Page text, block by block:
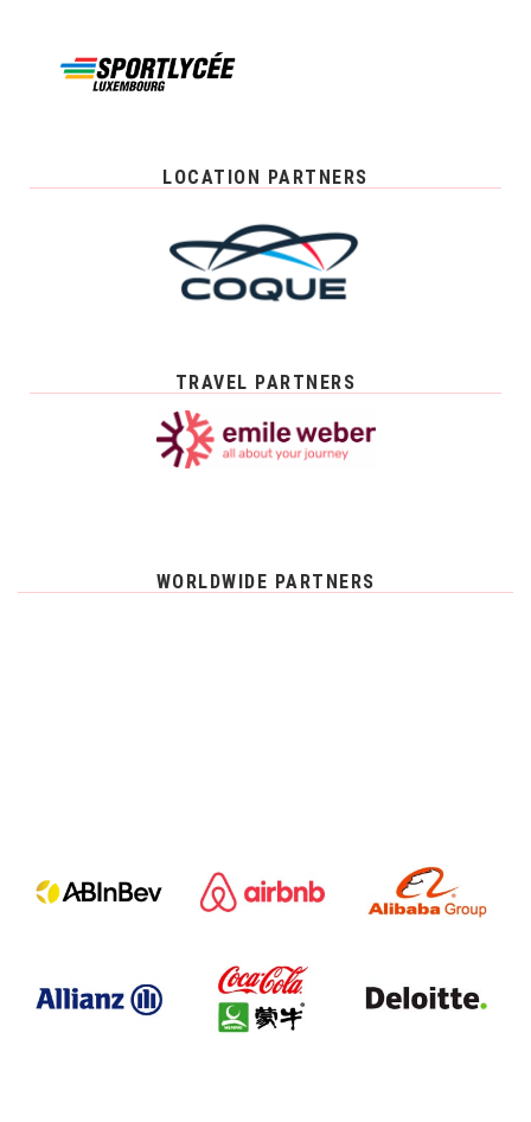
LOCATION PARTNERS
TRAVEL PARTNERS
WORLDWIDE PARTNERS